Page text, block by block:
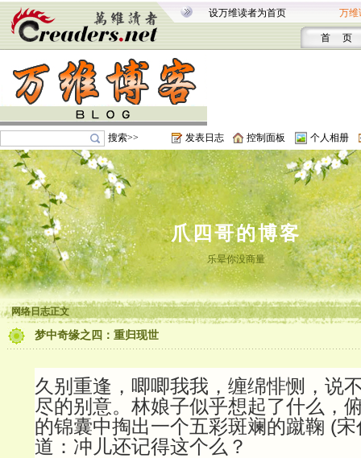
设万维读者为首页 万维
首 页
搜索>> 发表日志 控制面板 个人相册
爪四哥的博客
乐晕你没商量
网络日志正文
梦中奇缘之四：重归现世
久别重逢，唧唧我我，缠绵悱恻，说
尽的别意。林娘子似乎想起了什么，
的锦囊中掏出一个五彩斑斓的蹴鞠 (
道：冲儿还记得这个么？